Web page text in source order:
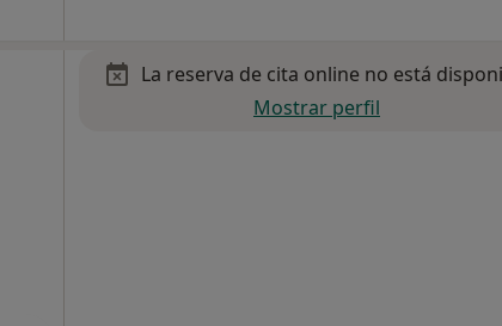
La reserva de cita online no está
Mostrar perfil